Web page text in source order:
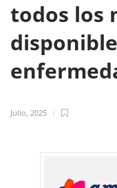
todos los
Julio, 2025